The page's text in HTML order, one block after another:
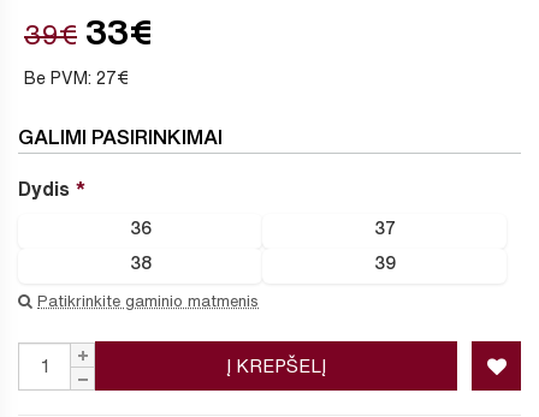
39€ 33€
Be PVM: 27€
GALIMI PASIRINKIMAI
Dydis
36 37
38 39
Patikrinkite gaminio matmenis
Į KREPŠELĮ